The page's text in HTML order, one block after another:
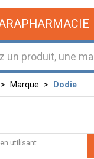
Marque Dodie
utilisant